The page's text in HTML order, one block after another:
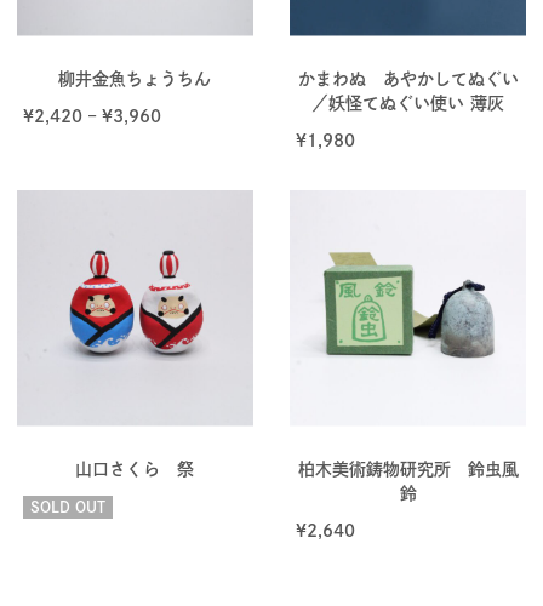
柳井金魚ちょうちん
¥2,420– ¥3,960
かまわぬ あやかしてぬぐい
／妖怪てぬぐい使い 薄灰
¥1,980
山口さくら 祭
SOLD OUT
柏木美術鋳物研究所 鈴虫風
鈴
¥2,640